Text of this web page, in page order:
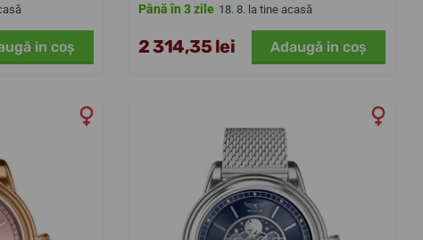
in coş
Până în 3 zile 18. 8. la tine acasă
2 314,35 lei Adaugă in coş